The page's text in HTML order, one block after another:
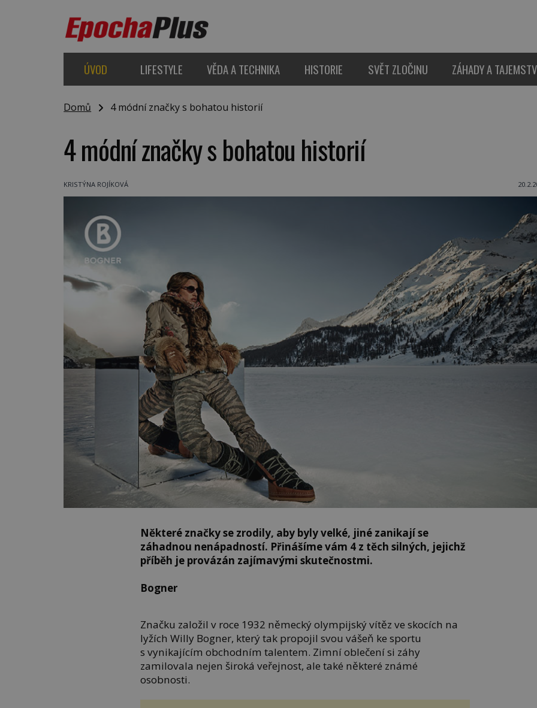
ÚVOD LIFESTYLE VĚDA A TECHNIKA HISTORIE SVĚT ZLOČINU ZÁHADY A
Domů 4 módní značky s bohatou historií
4 módní značky s bohatou historií
KRISTÝNA ROJÍKOVÁ
Některé značky se zrodily, aby byly velké, jiné zanikají se
záhadnou nenápadností. Přinášíme vám 4 z těch silných, jejichž
příběh je provázán zajímavými skutečnostmi.
Bogner
Značku založil v roce 1932 německý olympijský vítěz ve skocích na
lyžích Willy Bogner, který tak propojil svou vášeň ke sportu
s vynikajícím obchodním talentem. Zimní oblečení si záhy
zamilovala nejen široká veřejnost, ale také některé známé
osobnosti.